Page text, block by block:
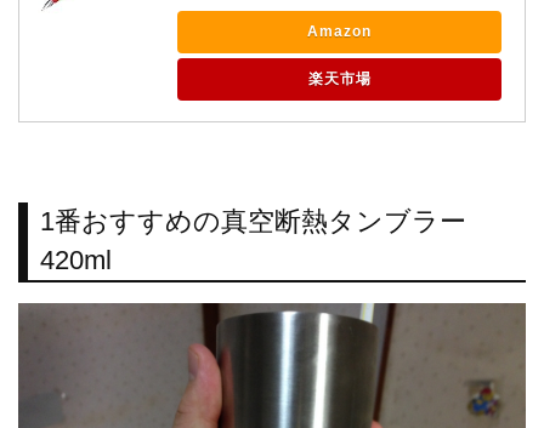
Amazon
楽天市場
1番おすすめの真空断熱タンブラー
420ml